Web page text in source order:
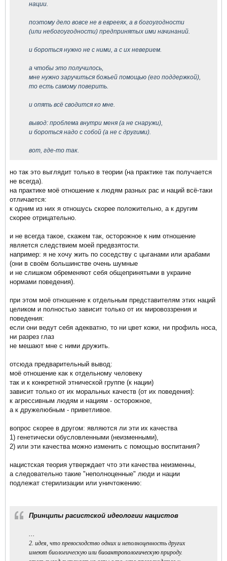
нации.
поэтому дело вовсе не в еврееях, а в богоугодности
(или небогоугодности) предпринятых ими начинаний.
и бороться нужно не с ними, а с их неверием.
а чтобы это получилось,
мне нужно заручиться божьей помощью (его поддержкой),
то есть самому поверить.
и опять всё сводится ко мне.
вывод: проблема внутри меня (а не снаружи),
и бороться надо с собой (а не с другими).
вот, где-то так.
но так это выглядит только в теории (на практике так получается
не всегда).
на практике моё отношение к людям разных рас и наций всё-таки
отличается:
к одним из них я отношусь скорее положительно, а к другим
скорее отрицательно.
и не всегда такое, скажем так, осторожное к ним отношение
является следствием моей предвзятости.
например: я не хочу жить по соседству с цыганами или арабами
(они в своём большинстве очень шумные
и не слишком обременяют себя общепринятыми в украине
нормами поведения).
при этом моё отношение к отдельным представителям этих наций
целиком и полностью зависит только от их мировоззрения и
поведения:
если они ведут себя адекватно, то ни цвет кожи, ни профиль носа,
ни разрез глаз
не мешают мне с ними дружить.
отсюда предварительный вывод:
моё отношение как к отдельному человеку
так и к конкретной этнической группе (к нации)
зависит только от их моральных качеств (от их поведения):
к агрессивным людям и нациям - осторожное,
а к дружелюбным - приветливое.
вопрос скорее в другом: являются ли эти их качества
1) генетически обусловленными (неизменными),
2) или эти качества можно изменить с помощью воспитания?
нацистская теория утверждает что эти качества неизменны,
а следовательно такие "неполноценные" люди и нации
подлежат стерилизации или уничтожению:
Принципы расистской идеологии нацистов
...
2. идея, что превосходство одних и неполноценность других
имеют биологическую или биоантропологическую природу.